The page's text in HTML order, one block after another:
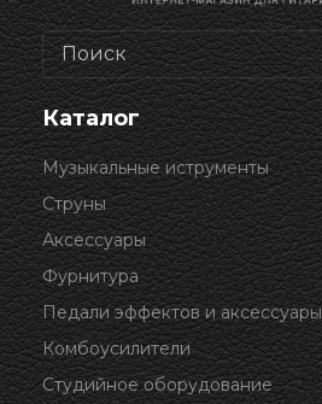
Каталог
Музыкальные иструменты
Струны
Аксессуары
Фурнитура
Педали эффектов и аксессуары
Комбоусилители
Студийное оборудование